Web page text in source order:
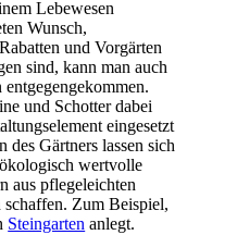
Lebewesen
Wunsch,
und Vorgärten
sind, kann man auch
entgegengekommen.
und Schotter dabei
eingesetzt
Gärtners lassen sich
wertvolle
aus pflegeleichten
schaffen. Zum Beispiel,
Steingarten anlegt.